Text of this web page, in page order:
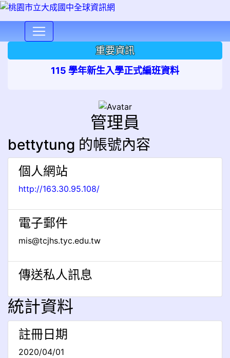
重要資訊
115 學年新生入學正式編班資料
管理員
bettytung 的帳號內容
個人網站
http://163.30.95.108/
電子郵件
mis@tcjhs.tyc.edu.tw
傳送私人訊息
統計資料
註冊日期
2020/04/01